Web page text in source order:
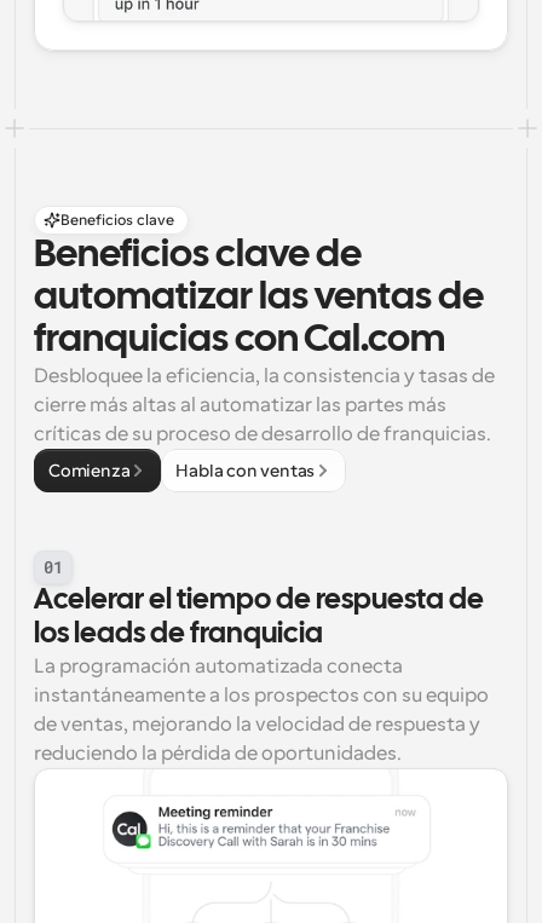
Beneficios clave
Beneficios clave de
automatizar las ventas de
franquicias con Cal.com
Desbloquee la eficiencia, la consistencia y tasas de
cierre más altas al automatizar las partes más
críticas de su proceso de desarrollo de franquicias.
Comienza Habla con ventas
01
Acelerar el tiempo de respuesta de
los leads de franquicia
La programación automatizada conecta
instantáneamente a los prospectos con su equipo
de ventas, mejorando la velocidad de respuesta y
reduciendo la pérdida de oportunidades.